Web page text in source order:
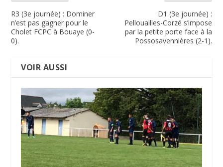
R3 (3e journée) : Dominer
n’est pas gagner pour le
Cholet FCPC à Bouaye (0-
0).
D1 (3e journée) :
Pellouailles-Corzé s’impose
par la petite porte face à la
Possosavennières (2-1).
VOIR AUSSI